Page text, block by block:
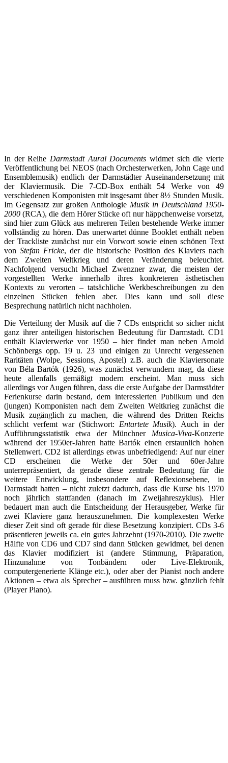
In der Reihe Darmstadt Aural Documents widmet sich die vierte
Veröffentlichung bei NEOS (nach Orchesterwerken, John Cage und
Ensemblemusik) endlich der Darmstädter Auseinandersetzung mit
der Klaviermusik. Die 7-CD-Box enthält 54 Werke von 49
verschiedenen Komponisten mit insgesamt über 8½ Stunden Musik.
Im Gegensatz zur großen Anthologie Musik in Deutschland 1950-
2000 (RCA), die dem Hörer Stücke oft nur häppchenweise vorsetzt,
sind hier zum Glück aus mehreren Teilen bestehende Werke immer
vollständig zu hören. Das unerwartet dünne Booklet enthält neben
der Trackliste zunächst nur ein Vorwort sowie einen schönen Text
von Stefan Fricke, der die historische Position des Klaviers nach
dem Zweiten Weltkrieg und deren Veränderung beleuchtet.
Nachfolgend versucht Michael Zwenzner zwar, die meisten der
vorgestellten Werke innerhalb ihres konkreteren ästhetischen
Kontexts zu verorten – tatsächliche Werkbeschreibungen zu den
einzelnen Stücken fehlen aber. Dies kann und soll diese
Besprechung natürlich nicht nachholen.
Die Verteilung der Musik auf die 7 CDs entspricht so sicher nicht
ganz ihrer anteiligen historischen Bedeutung für Darmstadt. CD1
enthält Klavierwerke vor 1950 – hier findet man neben Arnold
Schönbergs opp. 19 u. 23 und einigen zu Unrecht vergessenen
Raritäten (Wolpe, Sessions, Apostel) z.B. auch die Klaviersonate
von Béla Bartók (1926), was zunächst verwundern mag, da diese
heute allenfalls gemäßigt modern erscheint. Man muss sich
allerdings vor Augen führen, dass die erste Aufgabe der Darmstädter
Ferienkurse darin bestand, dem interessierten Publikum und den
(jungen) Komponisten nach dem Zweiten Weltkrieg zunächst die
Musik zugänglich zu machen, die während des Dritten Reichs
schlicht verfemt war (Stichwort: Entartete Musik). Auch in der
Aufführungsstatistik etwa der Münchner Musica-Viva-Konzerte
während der 1950er-Jahren hatte Bartók einen erstaunlich hohen
Stellenwert. CD2 ist allerdings etwas unbefriedigend: Auf nur einer
CD erscheinen die Werke der 50er und 60er-Jahre
unterrepräsentiert, da gerade diese zentrale Bedeutung für die
weitere Entwicklung, insbesondere auf Reflexionsebene, in
Darmstadt hatten – nicht zuletzt dadurch, dass die Kurse bis 1970
noch jährlich stattfanden (danach im Zweijahreszyklus). Hier
bedauert man auch die Entscheidung der Herausgeber, Werke für
zwei Klaviere ganz herauszunehmen. Die komplexesten Werke
dieser Zeit sind oft gerade für diese Besetzung konzipiert. CDs 3-6
präsentieren jeweils ca. ein gutes Jahrzehnt (1970-2010). Die zweite
Hälfte von CD6 und CD7 sind dann Stücken gewidmet, bei denen
das Klavier modifiziert ist (andere Stimmung, Präparation,
Hinzunahme von Tonbändern oder Live-Elektronik,
computergenerierte Klänge etc.), oder aber der Pianist noch andere
Aktionen – etwa als Sprecher – ausführen muss bzw. gänzlich fehlt
(Player Piano).